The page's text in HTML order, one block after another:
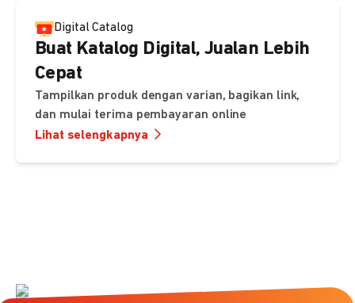
Digital Catalog
Buat Katalog Digital, Jualan Lebih
Cepat
Tampilkan produk dengan varian, bagikan link,
dan mulai terima pembayaran online
Lihat selengkapnya